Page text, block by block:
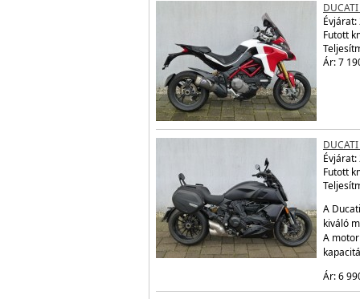
Évjárat:
Futott
Ár: 7
Évjárat:
Futott
A
kiváló
A
Ár: 6